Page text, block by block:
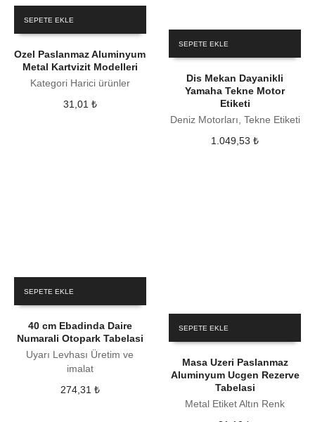
SEPETE EKLE
Ozel Paslanmaz Aluminyum
Metal Kartvizit Modelleri
Kategori Harici ürünler
31,01 ₺
SEPETE EKLE
Dis Mekan Dayanikli
Yamaha Tekne Motor
Etiketi
Deniz Motorları, Tekne Etiketi
1.049,53₺
SEPETE EKLE
40 cm Ebadinda Daire
Numarali Otopark Tabelasi
Uyarı Levhası Üretim ve
imalat
274,31 ₺
SEPETE EKLE
Masa Uzeri Paslanmaz
Aluminyum Ucgen Rezerve
Tabelasi
Metal Etiket Altın Renk